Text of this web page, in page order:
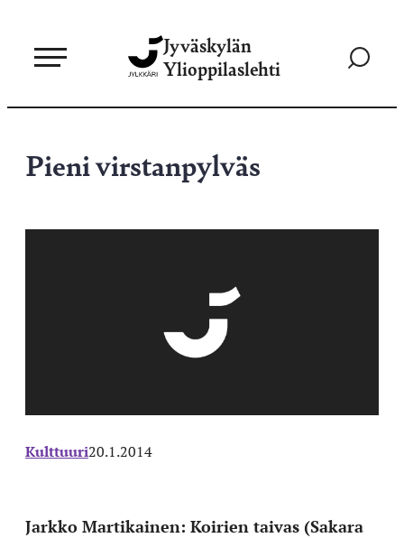
sisältöön
Jyväskylän
Ylioppilaslehti
Siirry
Pieni virstanpylväs
Kulttuuri20.1.2014
Jarkko Martikainen: Koirien taivas (Sakara